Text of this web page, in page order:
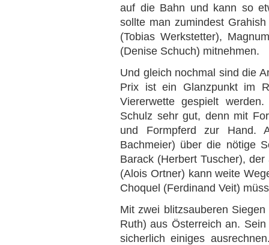
auf die Bahn und kann so
sollte man zumindest
(Tobias Werkstetter),
(Denise Schuch) mitnehmen.
Und gleich nochmal sind die
Prix ist ein Glanzpunkt im
Viererwette gespielt
Schulz sehr gut, denn mit
und Formpferd zur Hand.
Bachmeier) über die nötige
Barack (Herbert Tuscher),
(Alois Ortner) kann weite
Choquel (Ferdinand Veit)
Mit zwei blitzsauberen
Ruth) aus Österreich an.
sicherlich einiges